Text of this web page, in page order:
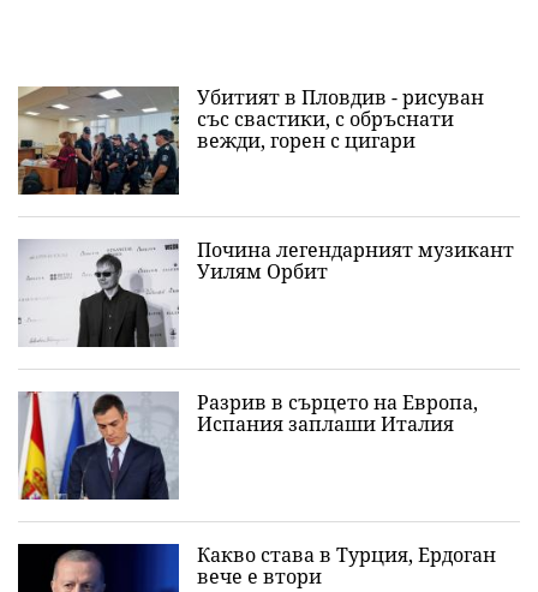
Убитият в Пловдив - рисуван
със свастики, с обръснати
вежди, горен с цигари
Почина легендарният музикант
Уилям Орбит
Разрив в сърцето на Европа,
Испания заплаши Италия
Какво става в Турция, Ердоган
вече е втори